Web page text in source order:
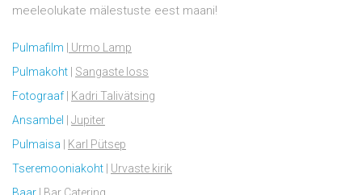
meeleolukate mälestuste eest maani!
Pulmafilm
| Urmo Lamp
Pulmakoht
Sangaste loss
Fotograaf
Kadri Talivätsing
Ansambel
Jupiter
Pulmaisa
Karl Pütsep
Tseremooniakoht
Urvaste kirik